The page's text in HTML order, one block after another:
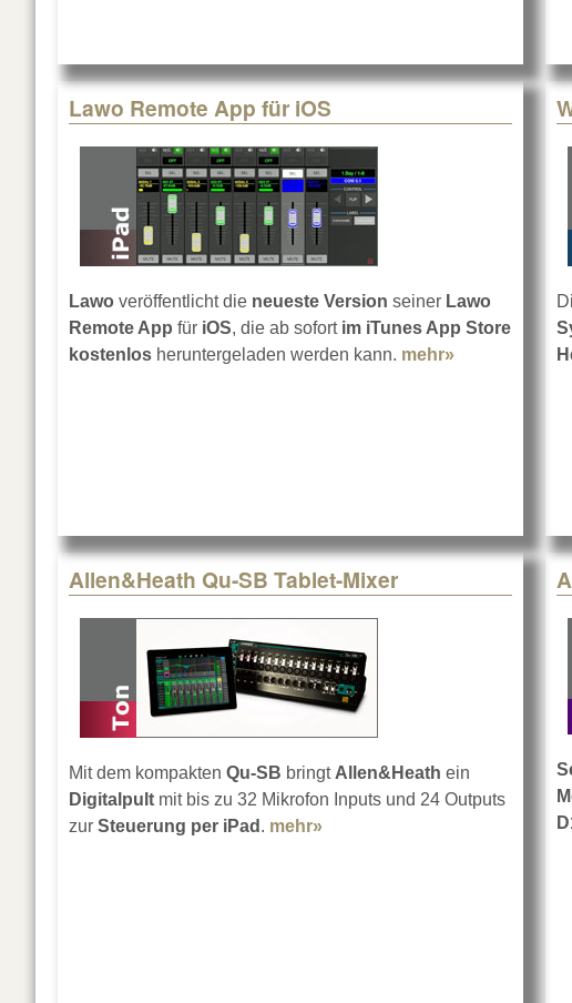
Lawo Remote App für iOS
Lawo veröffentlicht die neueste Version seiner Lawo
Remote App für iOS, die ab sofortim iTunes App Store
kostenlos heruntergeladen werden kann. mehr» about Lawo
Allen&Heath Qu-SB Tablet-Mixer
Mit dem kompakten Qu-SB bringt Allen&Heath ein
Digitalpult mit bis zu 32 Mikrofon Inputs und 24 Outputs
zur Steuerung per iPad . mehr» about Allen&Heath Qu-SB